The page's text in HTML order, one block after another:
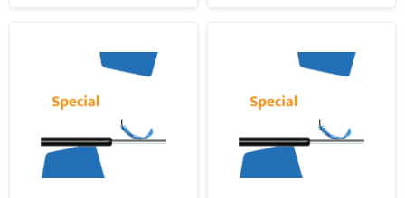
Hahn gasveer G8 19 300
1 708 AU19 AU19 350N
Hahn oliedemper D6 19
160 1 410 AU16 WG30
0N